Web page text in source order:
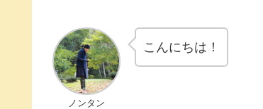
ノンタン
こんにちは！